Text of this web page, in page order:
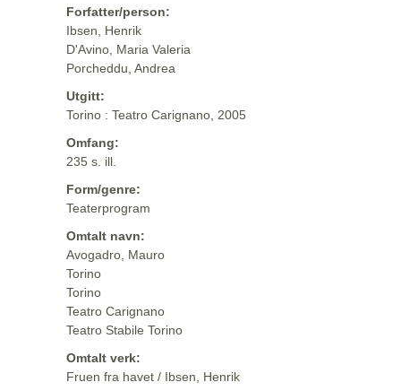
Forfatter/person:
Ibsen, Henrik
D'Avino, Maria Valeria
Porcheddu, Andrea
Utgitt:
Torino : Teatro Carignano, 2005
Omfang:
235 s. ill.
Form/genre:
Teaterprogram
Omtalt navn:
Avogadro, Mauro
Torino
Torino
Teatro Carignano
Teatro Stabile Torino
Omtalt verk:
Fruen fra havet / Ibsen, Henrik